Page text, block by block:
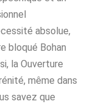
absolue,
bloqué Bohan
la Ouverture
même dans
savez que